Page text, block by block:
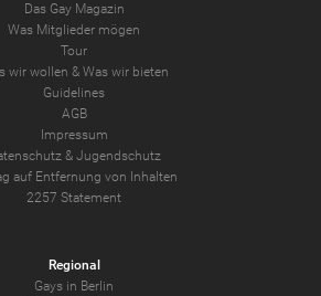
Das Gay Magazin
Was Mitglieder mögen
Tour
wir wollen & Was wir bieten
Guidelines
AGB
Impressum
& Jugendschutz
auf Entfernung von Inhalten
2257 Statement
Regional
Gays in Berlin